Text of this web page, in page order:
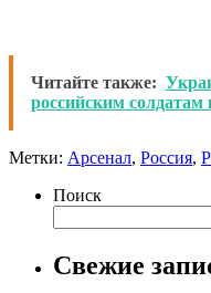
Читайте также:
российским
Метки: Арсенал, Россия,
Поиск
Свежие